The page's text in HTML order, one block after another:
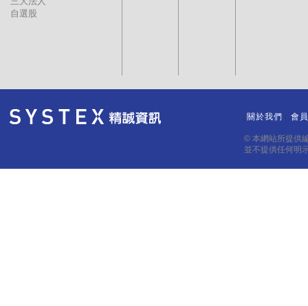
自選股
關於我們 會
© 本網站所提供
並不提供任何明